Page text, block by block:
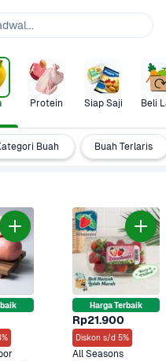
Protein Siap Saji Beli
Buah Buah Terlaris
Harga Terbaik
Rp21.900
Diskon s/d 5%
All Seasons